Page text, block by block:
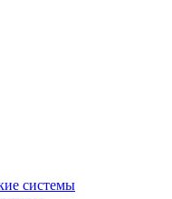
системы